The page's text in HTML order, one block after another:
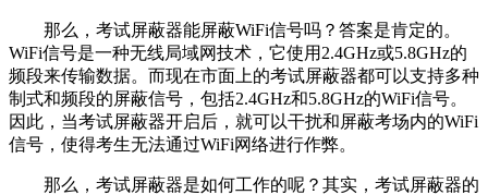
那么，考试屏蔽器能屏蔽WiFi信号吗？答案是肯定的。
WiFi信号是一种无线局域网技术，它使用2.4GHz或5.8GHz的
频段来传输数据。而现在市面上的考试屏蔽器都可以支持多种
制式和频段的屏蔽信号，包括2.4GHz和5.8GHz的WiFi信号。
因此，当考试屏蔽器开启后，就可以干扰和屏蔽考场内的WiFi
信号，使得考生无法通过WiFi网络进行作弊。
那么，考试屏蔽器是如何工作的呢？其实，考试屏蔽器的